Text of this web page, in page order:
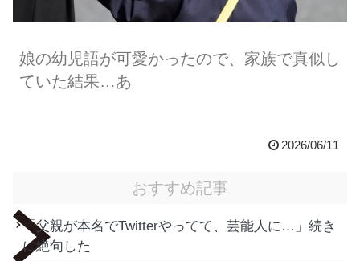
娘の幼児語が可愛かったので、家族で真似し
ていた結果…あ
2026/06/11
おすすめ記事
「父親が本名でTwitterやってて、芸能人に…」続き
に絶句した